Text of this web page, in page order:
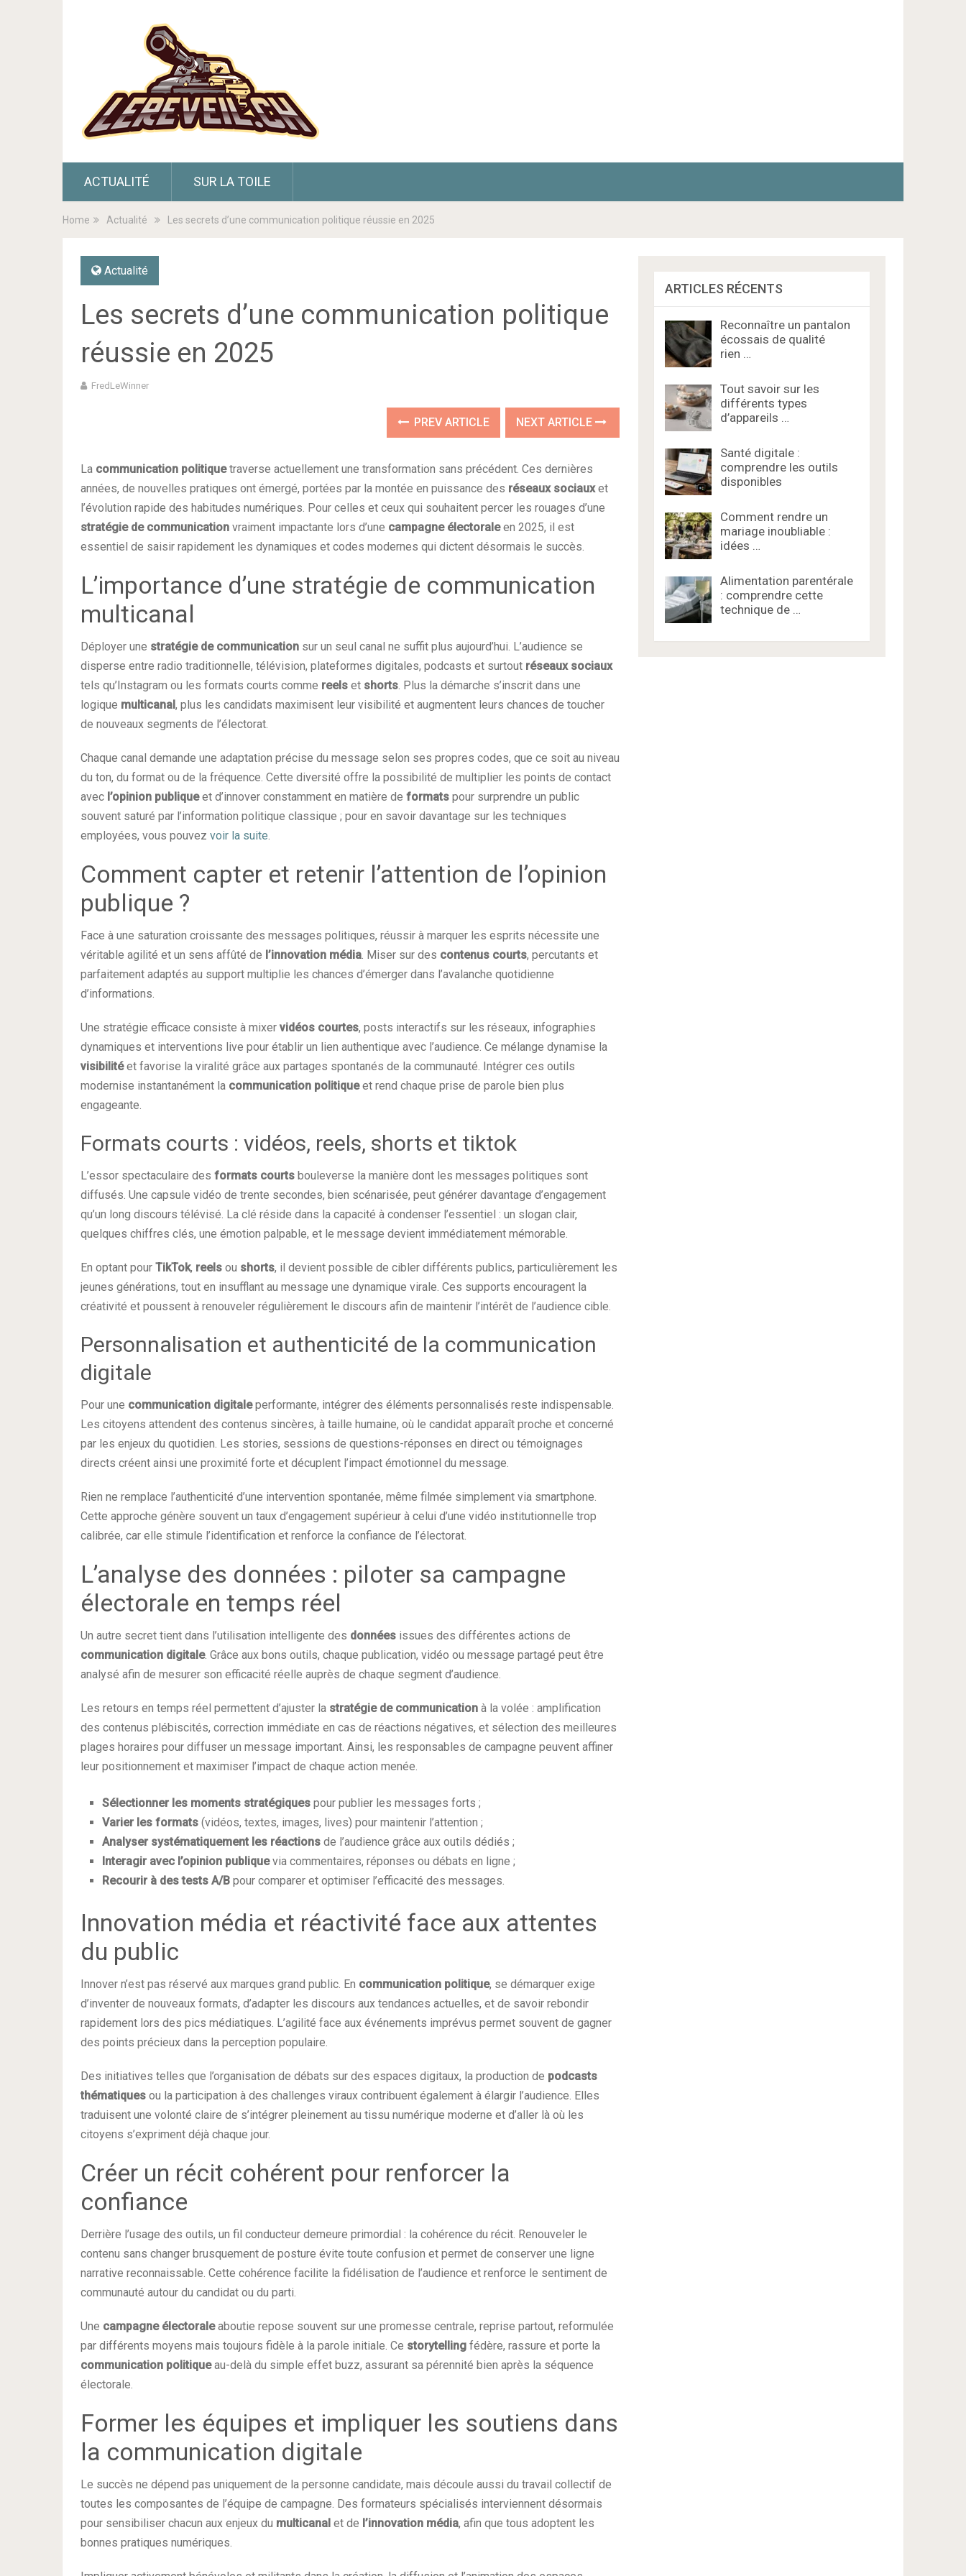
ACTUALITÉ SUR LA TOILE
Home Actualité Les secrets d’une communication politique réussie en 2025
Actualité
Les secrets d’une communication politique
réussie en 2025
FredLeWinner
PREV ARTICLE NEXT ARTICLE
La communication politiquetraverse actuellement une transformation sans précédent. Ces dernières
années, de nouvelles pratiques ont émergé, portées par la montée en puissance des réseaux sociauxet
l’évolution rapide des habitudes numériques. Pour celles et ceux qui souhaitent percer les rouages d’une
stratégie de communication vraiment impactante lors d’une campagne électoraleen 2025, il est
essentiel de saisir rapidement les dynamiques et codes modernes qui dictent désormais le succès.
L’importance d’une stratégie de communication
multicanal
Déployer une stratégie de communication sur un seul canal ne suffit plus aujourd’hui. L’audience se
disperse entre radio traditionnelle, télévision, plateformes digitales, podcasts et surtout réseaux sociaux
tels qu’Instagram ou les formats courts comme reels et shorts. Plus la démarche s’inscrit dans une
logique multicanal, plus les candidats maximisent leur visibilité et augmentent leurs chances de toucher
de nouveaux segments de l’électorat.
Chaque canal demande une adaptation précise du message selon ses propres codes, que ce soit au niveau
du ton, du format ou de la fréquence. Cette diversité offre la possibilité de multiplier les points de contact
avec l’opinion publiqueet d’innover constamment en matière de formats pour surprendre un public
souvent saturé par l’information politique classique ; pour en savoir davantage sur les techniques
employées, vous pouvez voir la suite.
Comment capter et retenir l’attention de l’opinion
publique ?
Face à une saturation croissante des messages politiques, réussir à marquer les esprits nécessite une
véritable agilité et un sens affûté de l’innovation média. Miser sur des contenus courts, percutants et
parfaitement adaptés au support multiplie les chances d’émerger dans l’avalanche quotidienne
d’informations.
Une stratégie efficace consiste à mixer vidéos courtes, posts interactifs sur les réseaux, infographies
dynamiques et interventions live pour établir un lien authentique avec l’audience. Ce mélange dynamise la
visibilitéet favorise la viralité grâce aux partages spontanés de la communauté. Intégrer ces outils
modernise instantanément la communication politiqueet rend chaque prise de parole bien plus
engageante.
Formats courts : vidéos, reels, shorts et tiktok
L’essor spectaculaire des formats courts bouleverse la manière dont les messages politiques sont
diffusés. Une capsule vidéo de trente secondes, bien scénarisée, peut générer davantage d’engagement
qu’un long discours télévisé. La clé réside dans la capacité à condenser l’essentiel : un slogan clair,
quelques chiffres clés, une émotion palpable, et le message devient immédiatement mémorable.
En optant pour TikTok, reels ou shorts, il devient possible de cibler différents publics, particulièrement les
jeunes générations, tout en insufflant au message une dynamique virale. Ces supports encouragent la
créativité et poussent à renouveler régulièrement le discours afin de maintenir l’intérêt de l’audience cible.
Personnalisation et authenticité de la communication
digitale
Pour une communication digitaleperformante, intégrer des éléments personnalisés reste indispensable.
Les citoyens attendent des contenus sincères, à taille humaine, où le candidat apparaît proche et concerné
par les enjeux du quotidien. Les stories, sessions de questions-réponses en direct ou témoignages
directs créent ainsi une proximité forte et décuplent l’impact émotionnel du message.
Rien ne remplace l’authenticité d’une intervention spontanée, même filmée simplement via smartphone.
Cette approche génère souvent un taux d’engagement supérieur à celui d’une vidéo institutionnelle trop
calibrée, car elle stimule l’identification et renforce la confiance de l’électorat.
L’analyse des données : piloter sa campagne
électorale en temps réel
Un autre secret tient dans l’utilisation intelligente des données issues des différentes actions de
communication digitale. Grâce aux bons outils, chaque publication, vidéo ou message partagé peut être
analysé afin de mesurer son efficacité réelle auprès de chaque segment d’audience.
Les retours en temps réel permettent d’ajuster la stratégie de communication à la volée : amplification
des contenus plébiscités, correction immédiate en cas de réactions négatives, et sélection des meilleures
plages horaires pour diffuser un message important. Ainsi, les responsables de campagne peuvent affiner
leur positionnement et maximiser l’impact de chaque action menée.
Sélectionner les moments stratégiques pour publier les messages forts ;
Varier les formats (vidéos, textes, images, lives) pour maintenir l’attention ;
Analyser systématiquement les réactions de l’audience grâce aux outils dédiés ;
Interagir avec l’opinion publiquevia commentaires, réponses ou débats en ligne ;
Recourir à des tests A/B pour comparer et optimiser l’efficacité des messages.
Innovation média et réactivité face aux attentes
du public
Innover n’est pas réservé aux marques grand public. En communication politique, se démarquer exige
d’inventer de nouveaux formats, d’adapter les discours aux tendances actuelles, et de savoir rebondir
rapidement lors des pics médiatiques. L’agilité face aux événements imprévus permet souvent de gagner
des points précieux dans la perception populaire.
Des initiatives telles que l’organisation de débats sur des espaces digitaux, la production de podcasts
thématiques ou la participation à des challenges viraux contribuent également à élargir l’audience. Elles
traduisent une volonté claire de s’intégrer pleinement au tissu numérique moderne et d’aller là où les
citoyens s’expriment déjà chaque jour.
Créer un récit cohérent pour renforcer la
confiance
Derrière l’usage des outils, un fil conducteur demeure primordial : la cohérence du récit. Renouveler le
contenu sans changer brusquement de posture évite toute confusion et permet de conserver une ligne
narrative reconnaissable. Cette cohérence facilite la fidélisation de l’audience et renforce le sentiment de
communauté autour du candidat ou du parti.
Une campagne électoraleaboutie repose souvent sur une promesse centrale, reprise partout, reformulée
par différents moyens mais toujours fidèle à la parole initiale. Ce storytelling fédère, rassure et porte la
communication politiqueau-delà du simple effet buzz, assurant sa pérennité bien après la séquence
électorale.
Former les équipes et impliquer les soutiens dans
la communication digitale
Le succès ne dépend pas uniquement de la personne candidate, mais découle aussi du travail collectif de
toutes les composantes de l’équipe de campagne. Des formateurs spécialisés interviennent désormais
pour sensibiliser chacun aux enjeux du multicanal et de l’innovation média, afin que tous adoptent les
bonnes pratiques numériques.
ARTICLES RÉCENTS
Reconnaître un pantalon
écossais de qualité
rien …
Tout savoir sur les
différents types
d’appareils …
Santé digitale :
comprendre les outils
disponibles
Comment rendre un
mariage inoubliable :
idées …
Alimentation parentérale
: comprendre cette
technique de …